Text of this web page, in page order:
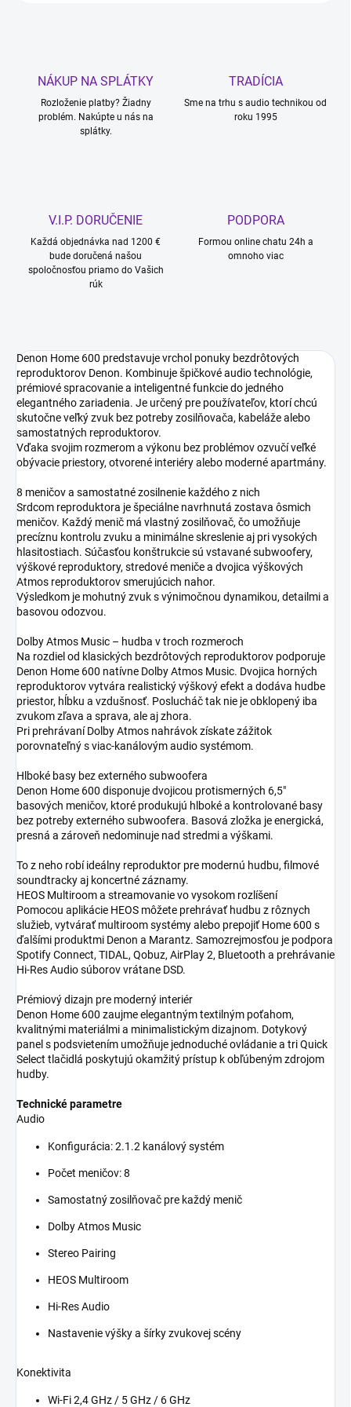
NÁKUP NA SPLÁTKY
Rozloženie platby? Žiadny
problém. Nakúpte u nás na
splátky.
TRADÍCIA
Sme na trhu s audio technikou od
roku 1995
V.I.P. DORUČENIE
Každá objednávka nad 1200 €
bude doručená našou
spoločnosťou priamo do Vašich
rúk
PODPORA
Formou online chatu 24h a
omnoho viac
Denon Home 600 predstavuje vrchol ponuky bezdrôtových
reproduktorov Denon. Kombinuje špičkové audio technológie,
prémiové spracovanie a inteligentné funkcie do jedného
elegantného zariadenia. Je určený pre používateľov, ktorí chcú
skutočne veľký zvuk bez potreby zosilňovača, kabeláže alebo
samostatných reproduktorov.
Vďaka svojim rozmerom a výkonu bez problémov ozvučí veľké
obývacie priestory, otvorené interiéry alebo moderné apartmány.
8 meničov a samostatné zosilnenie každého z nich
Srdcom reproduktora je špeciálne navrhnutá zostava ôsmich
meničov. Každý menič má vlastný zosilňovač, čo umožňuje
precíznu kontrolu zvuku a minimálne skreslenie aj pri vysokých
hlasitostiach. Súčasťou konštrukcie sú vstavané subwoofery,
výškové reproduktory, stredové meniče a dvojica výškových
Atmos reproduktorov smerujúcich nahor.
Výsledkom je mohutný zvuk s výnimočnou dynamikou, detailmi a
basovou odozvou.
Dolby Atmos Music – hudba v troch rozmeroch
Na rozdiel od klasických bezdrôtových reproduktorov podporuje
Denon Home 600 natívne Dolby Atmos Music. Dvojica horných
reproduktorov vytvára realistický výškový efekt a dodáva hudbe
priestor, hĺbku a vzdušnosť. Poslucháč tak nie je obklopený iba
zvukom zľava a sprava, ale aj zhora.
Pri prehrávaní Dolby Atmos nahrávok získate zážitok
porovnateľný s viac-kanálovým audio systémom.
Hlboké basy bez externého subwoofera
Denon Home 600 disponuje dvojicou protismerných 6,5"
basových meničov, ktoré produkujú hlboké a kontrolované basy
bez potreby externého subwoofera. Basová zložka je energická,
presná a zároveň nedominuje nad stredmi a výškami.
To z neho robí ideálny reproduktor pre modernú hudbu, filmové
soundtracky aj koncertné záznamy.
HEOS Multiroom a streamovanie vo vysokom rozlíšení
Pomocou aplikácie HEOS môžete prehrávať hudbu z rôznych
služieb, vytvárať multiroom systémy alebo prepojiť Home 600 s
ďalšími produktmi Denon a Marantz. Samozrejmosťou je podpora
Spotify Connect, TIDAL, Qobuz, AirPlay 2, Bluetooth a prehrávanie
Hi-Res Audio súborov vrátane DSD.
Prémiový dizajn pre moderný interiér
Denon Home 600 zaujme elegantným textilným poťahom,
kvalitnými materiálmi a minimalistickým dizajnom. Dotykový
panel s podsvietením umožňuje jednoduché ovládanie a tri Quick
Select tlačidlá poskytujú okamžitý prístup k obľúbeným zdrojom
hudby.
Technické parametre
Audio
Konfigurácia: 2.1.2 kanálový systém
Počet meničov: 8
Samostatný zosilňovač pre každý menič
Dolby Atmos Music
Stereo Pairing
HEOS Multiroom
Hi-Res Audio
Nastavenie výšky a šírky zvukovej scény
Konektivita
Wi-Fi 2,4 GHz / 5 GHz / 6 GHz